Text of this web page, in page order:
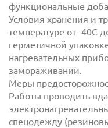
сполитикой
ознакомлен(-а) и
персональных
сполитикой
и даю согласие
функциональные
Условия хранения и
температуре от -40С
герметичной
нагревательных
замораживании.
Меры
Работы проводить
спецодежду